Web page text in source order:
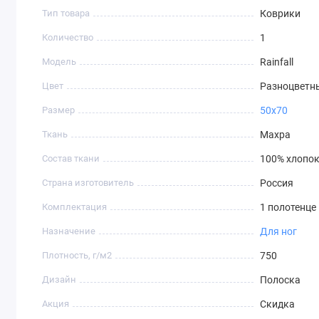
Тип товара Коврики
Количество 1
Модель Rainfall
Цвет
Размер 50х70
Ткань Махра
Состав ткани 100% хлопок
Страна изготовитель Россия
Комплектация 1 полотенце
Назначение Для ног
Плотность, г/м2 750
Дизайн Полоска
Акция Скидка